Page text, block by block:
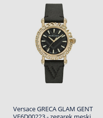
Versace GRECA GLAM GENT